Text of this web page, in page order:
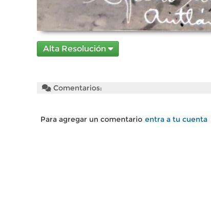
Alta Resolución
Comentarios:
Para agregar un comentario entra a tu cuenta